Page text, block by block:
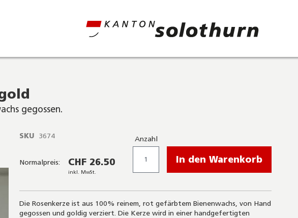
gegossen.
SKU 3674
Normalpreis: CHF 26.50
inkl. MwSt.
Anzahl
In den Warenkorb
Die Rosenkerze ist aus 100% reinem, rot gefärbtem Bienenwachs, von Hand
gegossen und goldig verziert. Die Kerze wird in einer handgefertigten